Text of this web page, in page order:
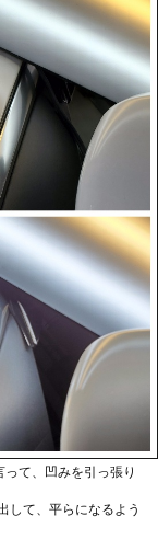
右ドア
ア｜プー
ブリット
。
。